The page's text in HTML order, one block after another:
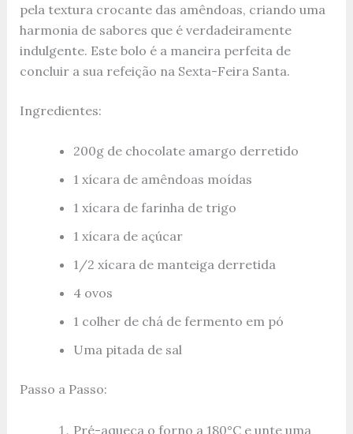
pela textura crocante das amêndoas, criando uma
harmonia de sabores que é verdadeiramente
indulgente. Este bolo é a maneira perfeita de
concluir a sua refeição na Sexta-Feira Santa.
Ingredientes:
200g de chocolate amargo derretido
1 xícara de amêndoas moídas
1 xícara de farinha de trigo
1 xícara de açúcar
1/2 xícara de manteiga derretida
4 ovos
1 colher de chá de fermento em pó
Uma pitada de sal
Passo a Passo:
Pré-aqueça o forno a 180°C e unte uma